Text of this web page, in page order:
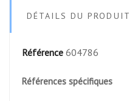
DÉTAILS DU PRODUIT
Référence 604786
Références spécifiques